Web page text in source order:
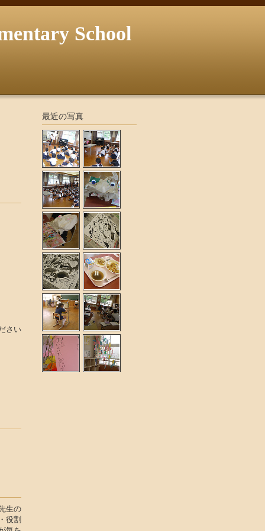
School
さい
生の
役割
最近の写真